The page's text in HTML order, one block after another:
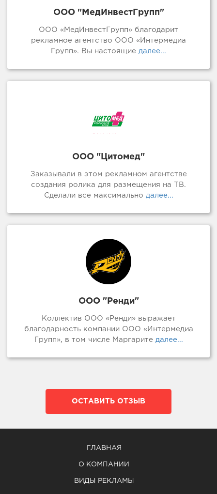
ООО "МедИнвестГрупп"
ООО «МедИнвестГрупп» благодарит
рекламное агентство ООО «Интермедиа
Групп». Вы настоящие далее...
ООО "Цитомед"
Заказывали в этом рекламном агентстве
создания ролика для размещения на ТВ.
Сделали все максимально далее...
ООО "Ренди"
Коллектив ООО «Ренди» выражает
благодарность компании ООО «Интермедиа
Групп», в том числе Маргарите далее...
ОСТАВИТЬ ОТЗЫВ
ГЛАВНАЯ
О КОМПАНИИ
ВИДЫ РЕКЛАМЫ